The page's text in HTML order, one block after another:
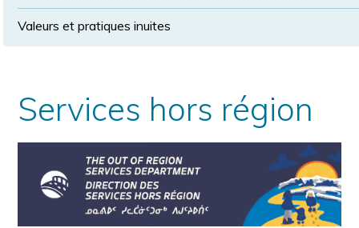
Valeurs et pratiques inuites
Services hors région